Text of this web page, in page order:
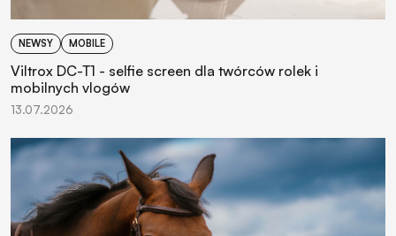
NEWSY MOBILE
Viltrox DC-T1 - selfie screen dla twórców rolek i
mobilnych vlogów
13.07.2026